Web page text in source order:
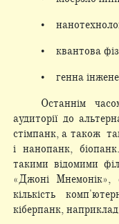
•
• квантова
• генна
Останнім
аудиторії до
стімпанк, а також
і нанопанк,
такими відомими
«Джоні Мнемонік»,
кількість
кіберпанк,